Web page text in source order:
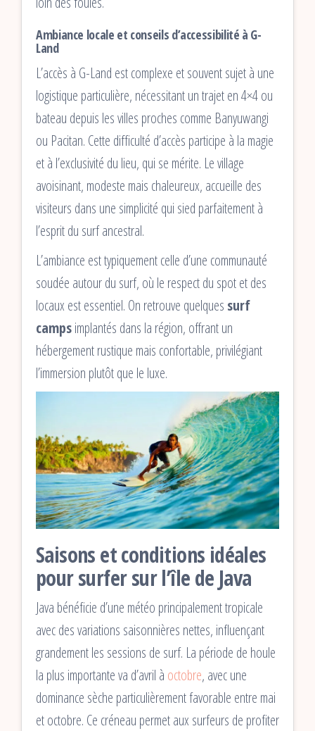
Ambiance locale et conseils d’accessibilité à G-
Land
L’accès à G-Land est complexe et souvent sujet à une
logistique particulière, nécessitant un trajet en 4×4 ou
bateau depuis les villes proches comme Banyuwangi
ou Pacitan. Cette difficulté d’accès participe à la magie
et à l’exclusivité du lieu, qui se mérite. Le village
avoisinant, modeste mais chaleureux, accueille des
visiteurs dans une simplicité qui sied parfaitement à
l’esprit du surf ancestral.
L’ambiance est typiquement celle d’une communauté
soudée autour du surf, où le respect du spot et des
locaux est essentiel. On retrouve quelques surf
campsimplantés dans la région, offrant un
hébergement rustique mais confortable, privilégiant
l’immersion plutôt que le luxe.
Saisons et conditions idéales
pour surfer sur l’île de Java
Java bénéficie d’une météo principalement tropicale
avec des variations saisonnières nettes, influençant
grandement les sessions de surf. La période de houle
la plus importante va d’avril à octobre, avec une
dominance sèche particulièrement favorable entre mai
et octobre. Ce créneau permet aux surfeurs de profiter